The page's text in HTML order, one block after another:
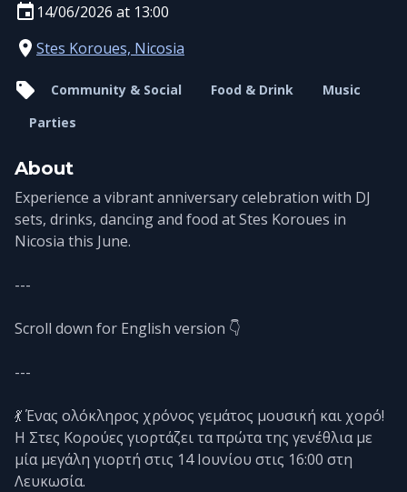
14/06/2026 at 13:00
Stes Koroues, Nicosia
Community & Social Food & Drink
Music
Parties
About
Experience a vibrant anniversary celebration with DJ
sets, drinks, dancing and food at Stes Koroues in
Nicosia this June.
---
Scroll down for English version 👇
---
💃 Ένας ολόκληρος χρόνος γεμάτος μουσική και χορό!
Η Στες Κορούες γιορτάζει τα πρώτα της γενέθλια με
μία μεγάλη γιορτή στις 14 Ιουνίου στις 16:00 στη
Λευκωσία.